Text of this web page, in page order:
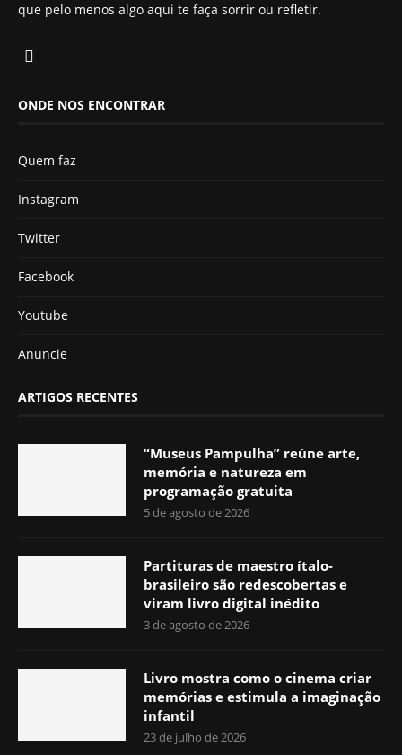
que pelo menos algo aqui te faça sorrir ou refletir.
ONDE NOS ENCONTRAR
Quem faz
Instagram
Twitter
Facebook
Youtube
Anuncie
ARTIGOS RECENTES
“Museus Pampulha” reúne arte,
memória e natureza em
programação gratuita
5 de agosto de 2026
Partituras de maestro ítalo-
brasileiro são redescobertas e
viram livro digital inédito
3 de agosto de 2026
Livro mostra como o cinema criar
memórias e estimula a imaginação
infantil
23 de julho de 2026